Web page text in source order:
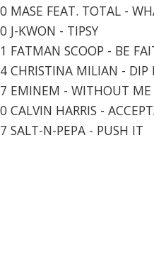
MASE FEAT. TOTAL -
J-KWON - TIPSY
FATMAN SCOOP - BE
CHRISTINA MILIAN - DIP
EMINEM - WITHOUT ME
CALVIN HARRIS -
SALT-N-PEPA - PUSH IT